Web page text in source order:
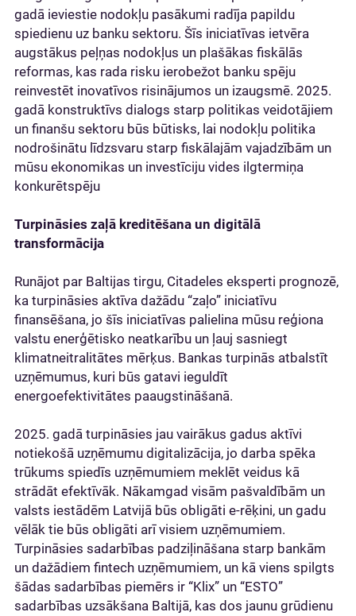
gadā ieviestie nodokļu pasākumi radīja papildu
spiedienu uz banku sektoru. Šīs iniciatīvas ietvēra
augstākus peļņas nodokļus un plašākas fiskālās
reformas, kas rada risku ierobežot banku spēju
reinvestēt inovatīvos risinājumos un izaugsmē. 2025.
gadā konstruktīvs dialogs starp politikas veidotājiem
un finanšu sektoru būs būtisks, lai nodokļu politika
nodrošinātu līdzsvaru starp fiskālajām vajadzībām un
mūsu ekonomikas un investīciju vides ilgtermiņa
konkurētspēju
Turpināsies zaļā kreditēšana un digitālā
transformācija
Runājot par Baltijas tirgu, Citadeles eksperti prognozē,
ka turpināsies aktīva dažādu “zaļo” iniciatīvu
finansēšana, jo šīs iniciatīvas palielina mūsu reģiona
valstu enerģētisko neatkarību un ļauj sasniegt
klimatneitralitātes mērķus. Bankas turpinās atbalstīt
uzņēmumus, kuri būs gatavi ieguldīt
energoefektivitātes paaugstināšanā.
2025. gadā turpināsies jau vairākus gadus aktīvi
notiekošā uzņēmumu digitalizācija, jo darba spēka
trūkums spiedīs uzņēmumiem meklēt veidus kā
strādāt efektīvāk. Nākamgad visām pašvaldībām un
valsts iestādēm Latvijā būs obligāti e-rēķini, un gadu
vēlāk tie būs obligāti arī visiem uzņēmumiem.
Turpināsies sadarbības padziļināšana starp bankām
un dažādiem fintech uzņēmumiem, un kā viens spilgts
šādas sadarbības piemērs ir “Klix” un “ESTO”
sadarbības uzsākšana Baltijā, kas dos jaunu grūdienu